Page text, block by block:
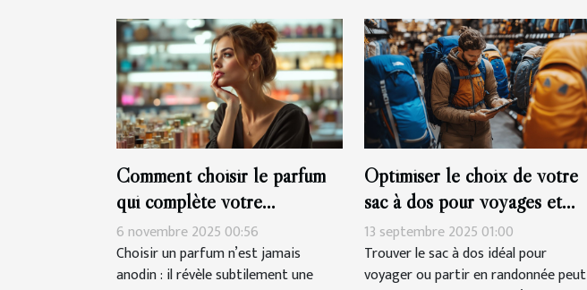
Comment choisir le parfum
qui complète votre
personnalité?
6 novembre 2025 00:56
Choisir un parfum n’est jamais
anodin : il révèle subtilement une
Optimiser le choix de votre
sac à dos pour voyages et
randonnées
13 septembre 2025 01:00
Trouver le sac à dos idéal pour
voyager ou partir en randonnée peut